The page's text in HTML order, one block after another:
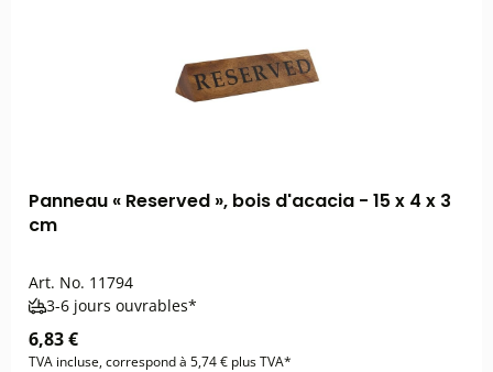
Panneau « Reserved », bois d'acacia - 15 x 4 x 3
cm
Art. No. 11794
3-6 jours ouvrables*
6,83 €
TVA incluse, correspond à 5,74 € plus TVA*